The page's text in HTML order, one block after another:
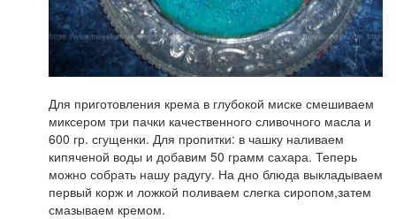
Для приготовления крема в глубокой миске смешиваем
миксером три пачки качественного сливочного масла и
600 гр. сгущенки. Для пропитки: в чашку наливаем
кипяченой воды и добавим 50 грамм сахара. Теперь
можно собрать нашу радугу. На дно блюда выкладываем
первый корж и ложкой поливаем слегка сиропом,затем
смазываем кремом.